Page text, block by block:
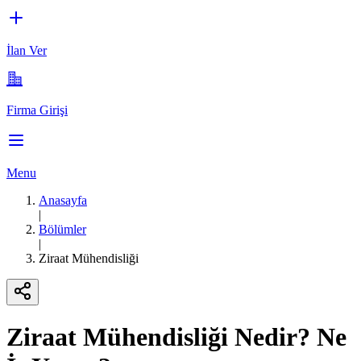
İlan Ver
Firma Girişi
Menu
Anasayfa
|
Bölümler
|
Ziraat Mühendisliği
Ziraat Mühendisliği Nedir? Ne